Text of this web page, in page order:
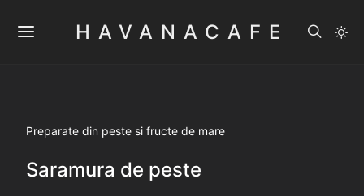
HAVANACAFE
Preparate din peste si fructe de mare
Saramura de peste